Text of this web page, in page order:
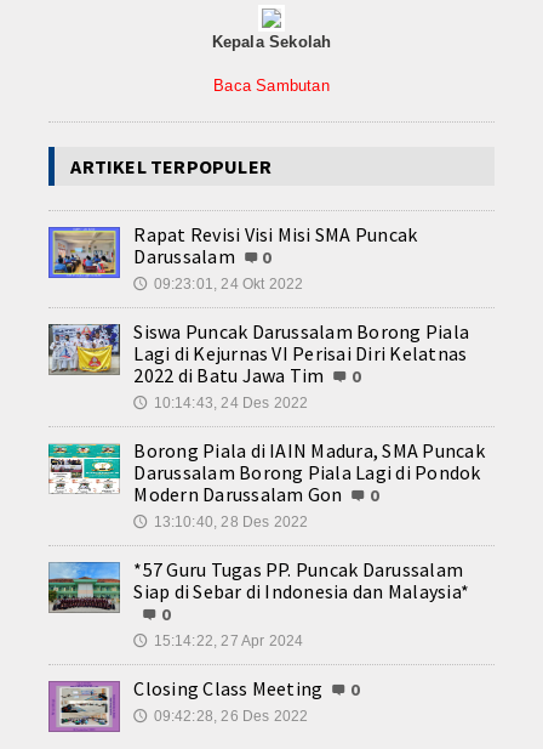
Kepala Sekolah
Baca Sambutan
ARTIKEL TERPOPULER
Rapat Revisi Visi Misi SMA Puncak
Darussalam
0
🕔 09:23:01, 24 Okt 2022
Siswa Puncak Darussalam Borong Piala
Lagi di Kejurnas VI Perisai Diri Kelatnas
2022 di Batu Jawa Tim
0
🕔 10:14:43, 24 Des 2022
Borong Piala di IAIN Madura, SMA Puncak
Darussalam Borong Piala Lagi di Pondok
Modern Darussalam Gon
0
🕔 13:10:40, 28 Des 2022
*57 Guru Tugas PP. Puncak Darussalam
Siap di Sebar di Indonesia dan Malaysia*
0
🕔 15:14:22, 27 Apr 2024
Closing Class Meeting 0
🕔 09:42:28, 26 Des 2022